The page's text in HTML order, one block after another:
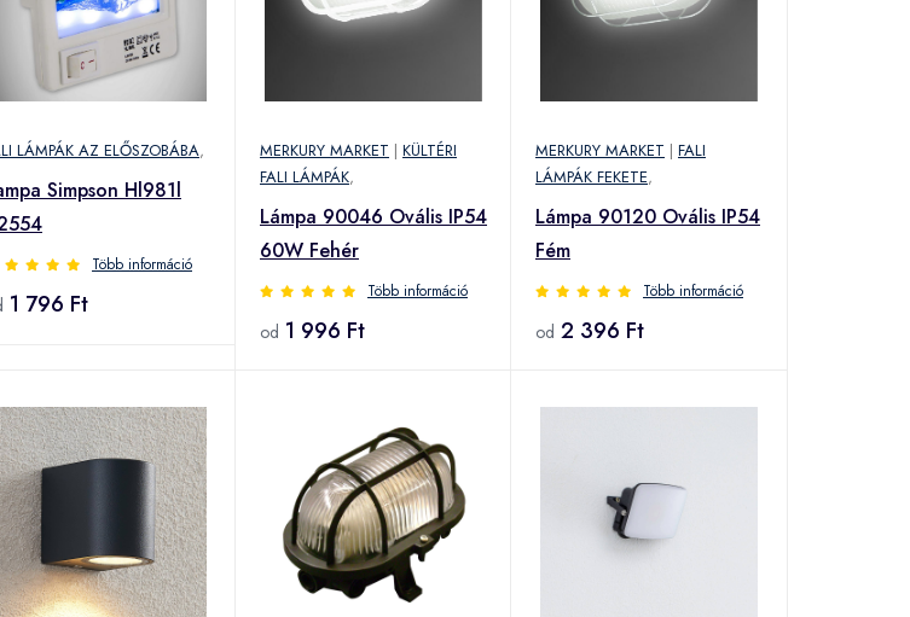
LÁMPÁK AZ ELŐSZOBÁBA,
Simpson Hl981l
Több információ
1 796 Ft
MERKURY MARKET | KÜLTÉRI
FALI LÁMPÁK,
Lámpa 90046 Ovális IP54
60W Fehér
Több információ
od 1 996 Ft
MERKURY MARKET | FALI
LÁMPÁK FEKETE,
Lámpa 90120 Ovális IP54
Fém
Több információ
od 2 396 Ft